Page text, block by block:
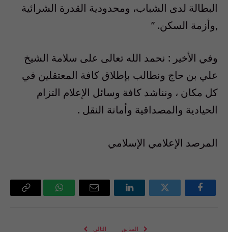
البطالة لدى الشباب، ومحدودية القدرة الشرائية
,وأزمة السكن. ”
وفي الأخير : نحمد الله تعالى على سلامة الشيخ
علي بن حاج ونطالب بإطلاق كافة المعتقلين في
كل مكان ، ونناشد كافة وسائل الإعلام التزام
الحيادية والمصداقية وأمانة النقل .
المرصد الإعلامي الإسلامي
فيسبوك تويتر لينكدإن
البريد
واتساب Copy
السابق التالي